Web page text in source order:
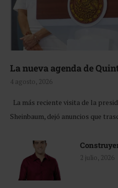
La nueva agenda de
4 agosto, 2026
La más reciente visita de la
Sheinbaum, dejó anuncios que
2 julio, 2026